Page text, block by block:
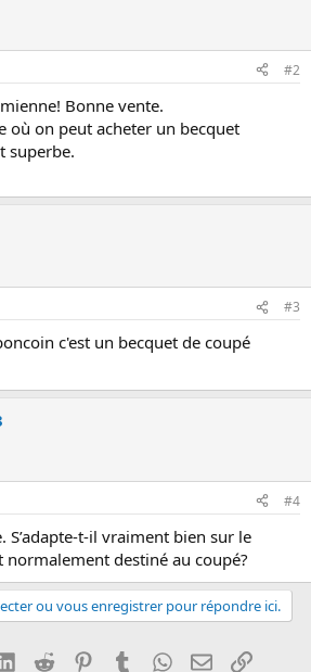
#2
Bonne vente.
où on peut acheter un becquet
superbe.
#3
c'est un becquet de coupé
#4
S’adapte-t-il vraiment bien sur le
normalement destiné au coupé?
ou vous enregistrer pour répondre ici.
LinkedInReddit PinterestTumblrWhatsApp
EmailLien